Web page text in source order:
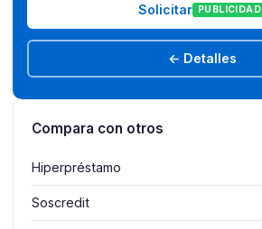
Solicitar PUBLICIDAD
← Detalles
Compara con otros
Hiperpréstamo
Soscredit